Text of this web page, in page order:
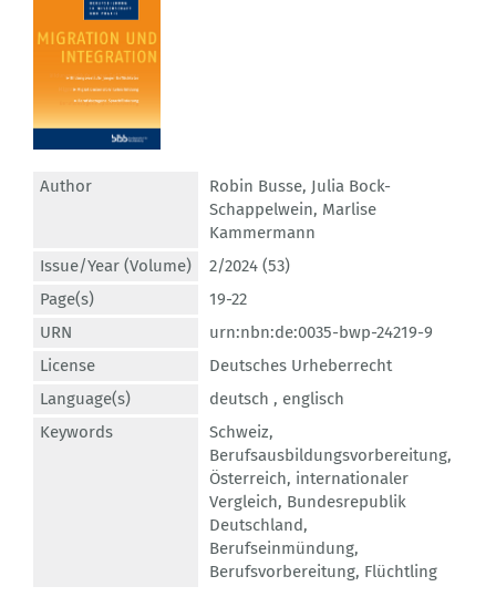
Author Robin Busse, Julia Bock-
Schappelwein, Marlise
Kammermann
Issue/Year (Volume)
2/2024 (53)
Page(s)
19-22
URN
urn:nbn:de:0035-bwp-24219-9
License
Deutsches Urheberrecht
Language(s)
deutsch , englisch
Keywords
Schweiz,
Berufsausbildungsvorbereitung,
Österreich, internationaler
Vergleich, Bundesrepublik
Deutschland,
Berufseinmündung,
Berufsvorbereitung, Flüchtling